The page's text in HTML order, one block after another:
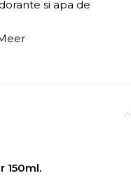
si apa de
150ml.